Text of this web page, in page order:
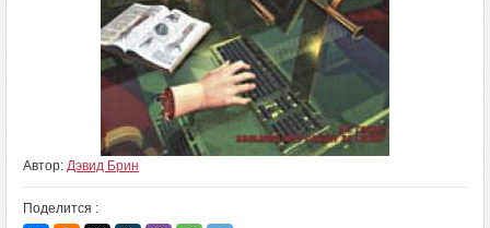
Автор: Дэвид Брин
Поделится :